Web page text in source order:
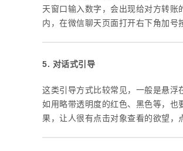
天窗口输入数字，会出现给对方转
内，在微信聊天页面打开右下角加
5. 对话式引导
这类引导方式比较常见，一般是悬浮
如用略带透明度的红色、黑色等，也
果，让人很有点击对象查看的欲望，